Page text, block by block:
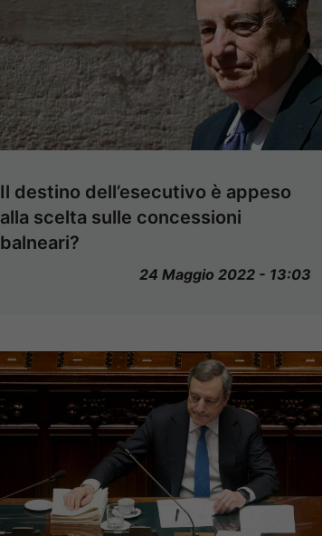
Il destino dell’esecutivo è appeso
alla scelta sulle concessioni
balneari?
24 Maggio 2022 - 13:03